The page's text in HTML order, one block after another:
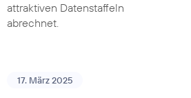
attraktiven Datenstaffeln
abrechnet.
17. März 2025